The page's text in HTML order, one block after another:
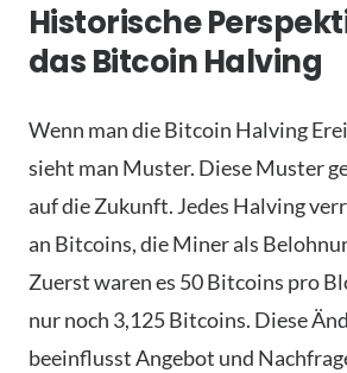
Historische
das Bitcoin Halving
Wenn man die Bitcoin Halving
sieht man Muster. Diese Muster
auf die Zukunft. Jedes Halving
an Bitcoins, die Miner als
Zuerst waren es 50 Bitcoins pro
nur noch 3,125 Bitcoins. Diese
beeinflusst Angebot und